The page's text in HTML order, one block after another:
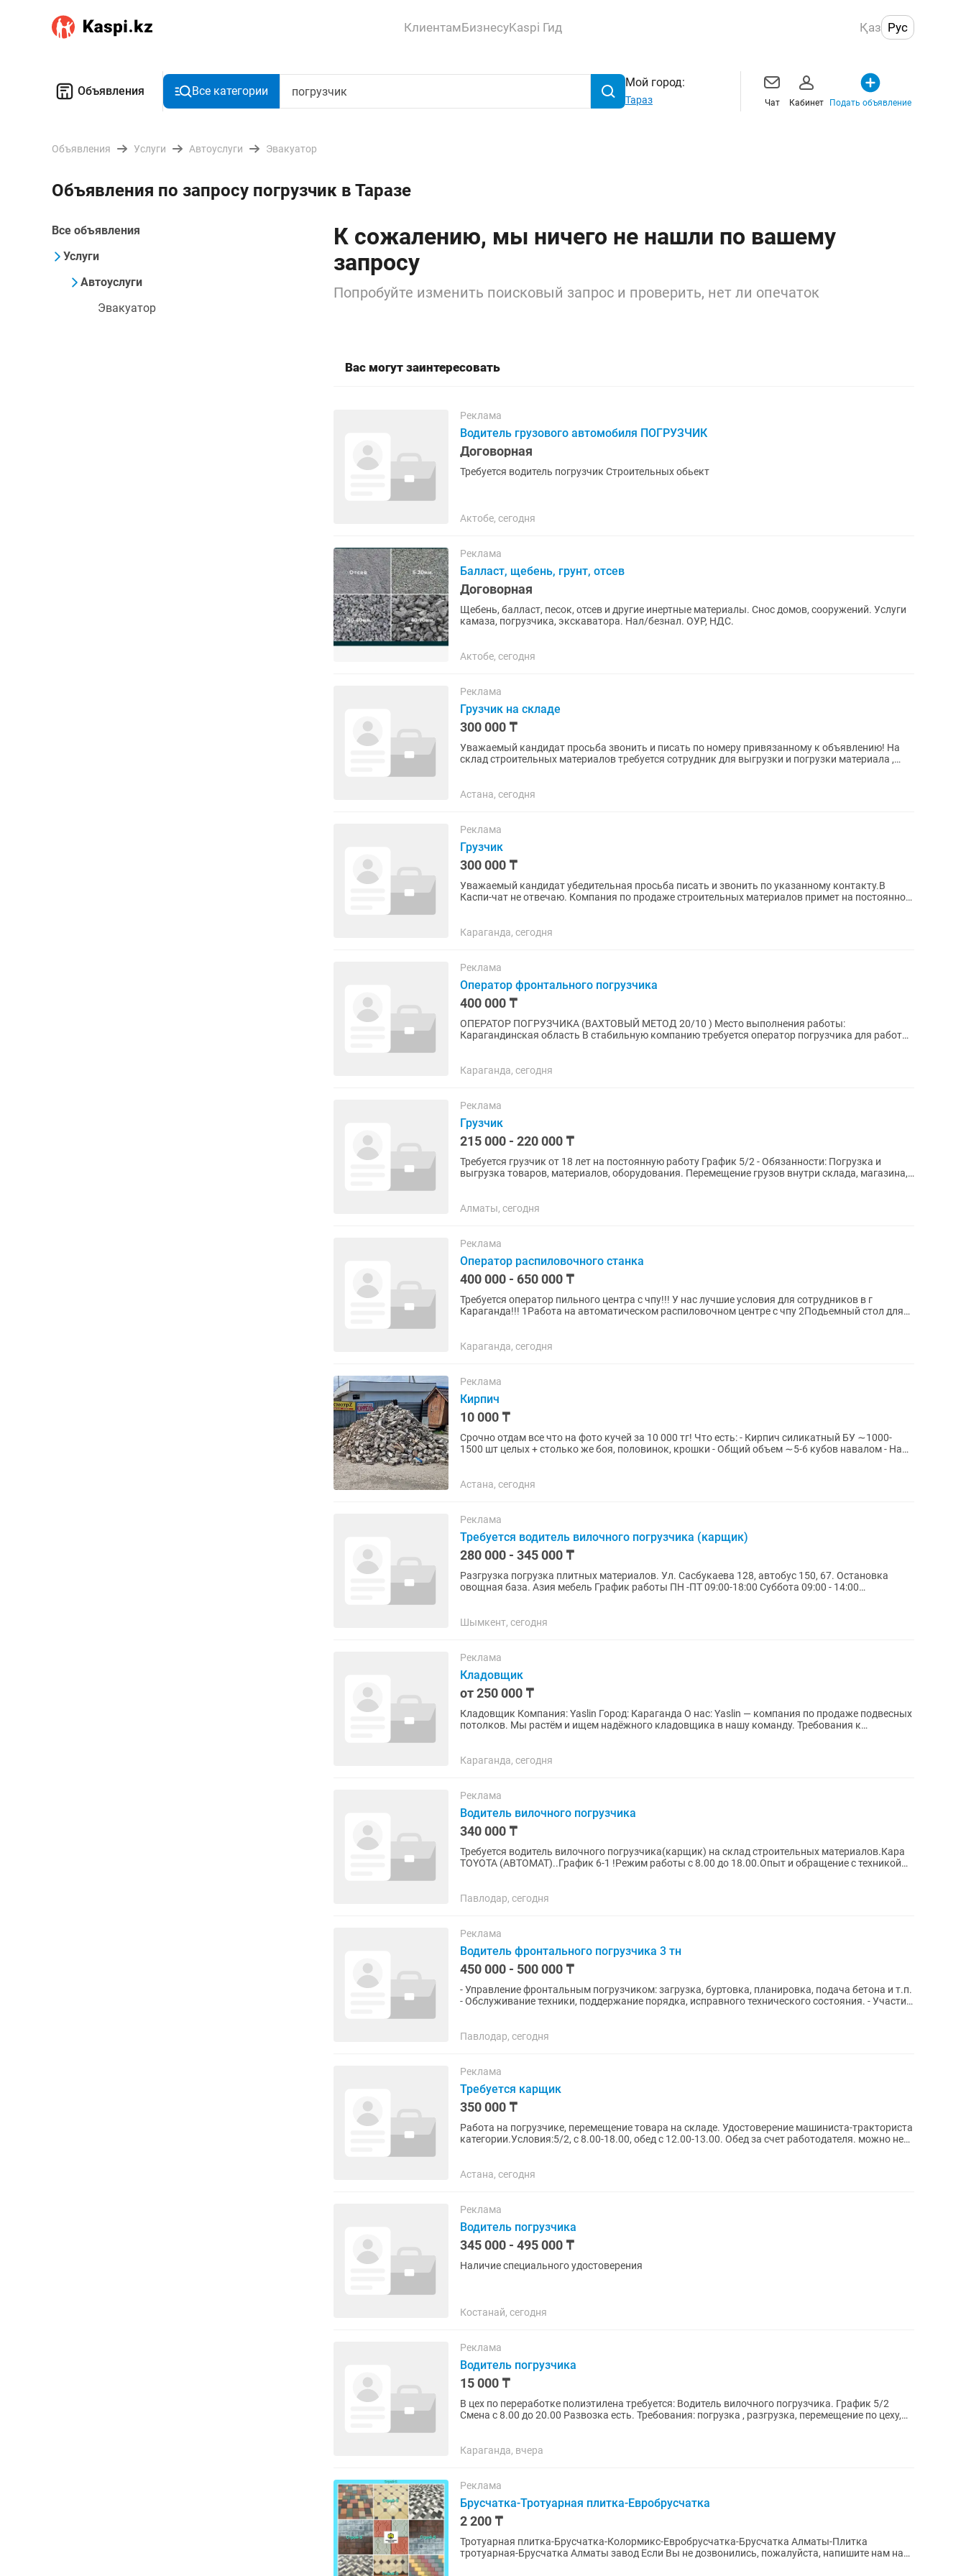
КлиентамБизнесуKaspi Гид Қаз Рус
Объявления Все категории
Мой город:
Тараз Чат Кабинет Подать объявление
Объявления Услуги Автоуслуги Эвакуатор
Объявления по запросу погрузчик в Таразе
Все объявления
Услуги
Автоуслуги
Эвакуатор
К сожалению, мы ничего не нашли по вашему
запросу
Попробуйте изменить поисковый запрос и проверить, нет ли опечаток
Вас могут заинтересовать
Реклама
Водитель грузового автомобиля ПОГРУЗЧИК
Договорная
Требуется водитель погрузчик Строительных обьект
Актобе, сегодня
Реклама
Балласт, щебень, грунт, отсев
Договорная
Щебень, балласт, песок, отсев и другие инертные материалы. Снос домов, сооружений. Услуги
камаза, погрузчика, экскаватора. Нал/безнал. ОУР, НДС.
Актобе, сегодня
Реклама
Грузчик на складе
300 000 ₸
Уважаемый кандидат просьба звонить и писать по номеру привязанному к объявлению! На
склад строительных материалов требуется сотрудник для выгрузки и погрузки материала ,
Астана, сегодня
Реклама
Грузчик
300 000 ₸
Уважаемый кандидат убедительная просьба писать и звонить по указанному контакту.В
Каспи-чат не отвечаю. Компания по продаже строительных материалов примет на постоянной
Караганда, сегодня
Реклама
Оператор фронтального погрузчика
400 000 ₸
ОПЕРАТОР ПОГРУЗЧИКА (ВАХТОВЫЙ МЕТОД 20/10 ) Место выполнения работы:
Карагандинская область В стабильную компанию требуется оператор погрузчика для работы
Караганда, сегодня
Реклама
Грузчик
215 000 - 220 000 ₸
Требуется грузчик от 18 лет на постоянную работу График 5/2 - Обязанности: Погрузка и
выгрузка товаров, материалов, оборудования. Перемещение грузов внутри склада, магазина,
Алматы, сегодня
Реклама
Оператор распиловочного станка
400 000 - 650 000 ₸
Требуется оператор пильного центра с чпу!!! У нас лучшие условия для сотрудников в г
Караганда!!! 1Работа на автоматическом распиловочном центре с чпу 2Подьемный стол для
Караганда, сегодня
Реклама
Кирпич
10 000 ₸
Срочно отдам все что на фото кучей за 10 000 тг! Что есть: - Кирпич силикатный БУ ∼1000-
1500 шт целых + столько же боя, половинок, крошки - Общий объем ∼5-6 кубов навалом - На
Астана, сегодня
Реклама
Требуется водитель вилочного погрузчика (карщик)
280 000 - 345 000 ₸
Разгрузка погрузка плитных материалов. Ул. Сасбукаева 128, автобус 150, 67. Остановка
овощная база. Азия мебель График работы ПН -ПТ 09:00-18:00 Суббота 09:00 - 14:00
Шымкент, сегодня
Реклама
Кладовщик
от 250 000 ₸
Кладовщик Компания: Yaslin Город: Караганда О нас: Yaslin — компания по продаже подвесных
потолков. Мы растём и ищем надёжного кладовщика в нашу команду. Требования к
Караганда, сегодня
Реклама
Водитель вилочного погрузчика
340 000 ₸
Требуется водитель вилочного погрузчика(карщик) на склад строительных материалов.Кара
TOYOTA (АВТОМАТ)..График 6-1 !Режим работы с 8.00 до 18.00.Опыт и обращение с техникой
Павлодар, сегодня
Реклама
Водитель фронтального погрузчика 3 тн
450 000 - 500 000 ₸
- Управление фронтальным погрузчиком: загрузка, буртовка, планировка, подача бетона и т.п.
- Обслуживание техники, поддержание порядка, исправного технического состояния. - Участие
Павлодар, сегодня
Реклама
Требуется карщик
350 000 ₸
Работа на погрузчике, перемещение товара на складе. Удостоверение машиниста-тракториста
категории.Условия:5/2, с 8.00-18.00, обед с 12.00-13.00. Обед за счет работодателя. можно не
Астана, сегодня
Реклама
Водитель погрузчика
345 000 - 495 000 ₸
Наличие специального удостоверения
Костанай, сегодня
Реклама
Водитель погрузчика
15 000 ₸
В цех по переработке полиэтилена требуется: Водитель вилочного погрузчика. График 5/2
Смена с 8.00 до 20.00 Развозка есть. Требования: погрузка , разгрузка, перемещение по цеху,
Караганда, вчера
Реклама
Брусчатка-Тротуарная плитка-Евробрусчатка
2 200 ₸
Тротуарная плитка-Брусчатка-Колормикс-Евробрусчатка-Брусчатка Алматы-Плитка
тротуарная-Брусчатка Алматы завод Если Вы не дозвонились, пожалуйста, напишите нам на